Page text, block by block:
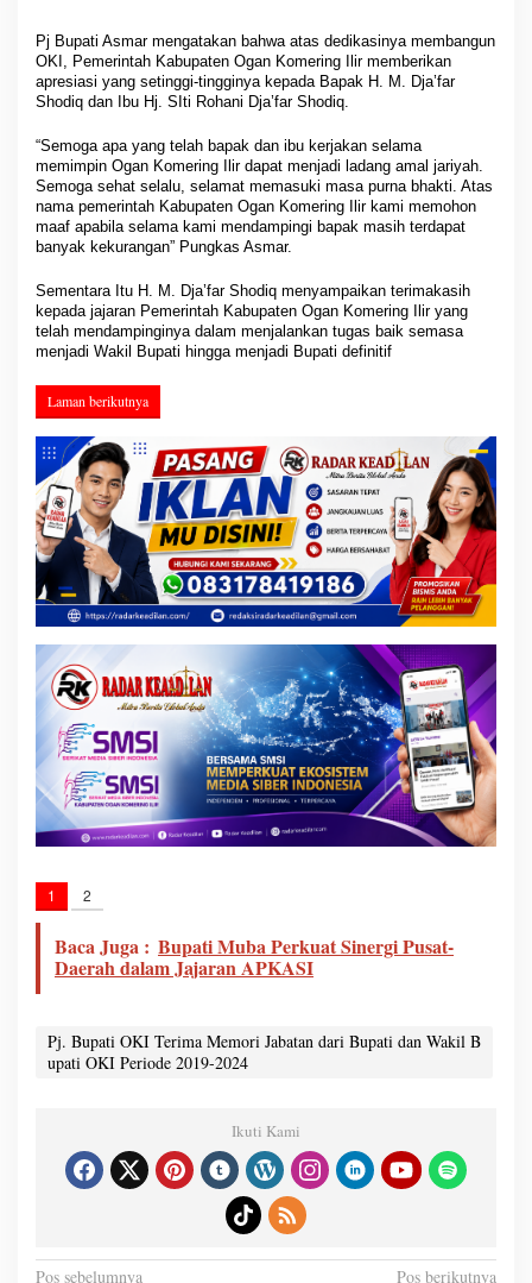
Pj Bupati Asmar mengatakan bahwa atas dedikasinya membangun
OKI, Pemerintah Kabupaten Ogan Komering Ilir memberikan
apresiasi yang setinggi-tingginya kepada Bapak H. M. Dja’far
Shodiq dan Ibu Hj. SIti Rohani Dja’far Shodiq.
“Semoga apa yang telah bapak dan ibu kerjakan selama
memimpin Ogan Komering Ilir dapat menjadi ladang amal jariyah.
Semoga sehat selalu, selamat memasuki masa purna bhakti. Atas
nama pemerintah Kabupaten Ogan Komering Ilir kami memohon
maaf apabila selama kami mendampingi bapak masih terdapat
banyak kekurangan” Pungkas Asmar.
Sementara Itu H. M. Dja’far Shodiq menyampaikan terimakasih
kepada jajaran Pemerintah Kabupaten Ogan Komering Ilir yang
telah mendampinginya dalam menjalankan tugas baik semasa
menjadi Wakil Bupati hingga menjadi Bupati definitif
Laman berikutnya
1 2
Baca Juga : Bupati Muba Perkuat Sinergi Pusat-
Daerah dalam Jajaran APKASI
Pj. Bupati OKI Terima Memori Jabatan dari Bupati dan Wakil B
upati OKI Periode 2019-2024
Ikuti Kami
N
Pos sebelumnya Pos berikutnya